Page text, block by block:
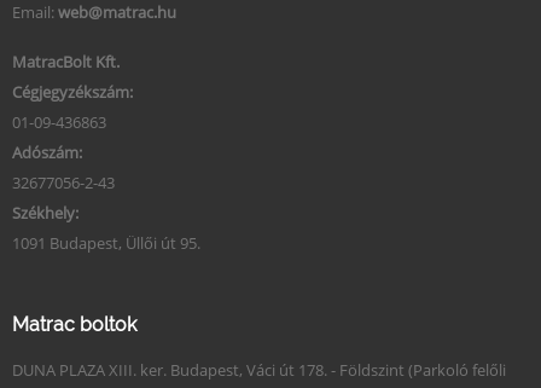
Email: web@matrac.hu
MatracBolt Kft.
Cégjegyzékszám:
01-09-436863
Adószám:
32677056-2-43
Székhely:
1091 Budapest, Üllői út 95.
Matrac boltok
DUNA PLAZA XIII. ker. Budapest, Váci út 178. - Földszint (Parkoló felőli